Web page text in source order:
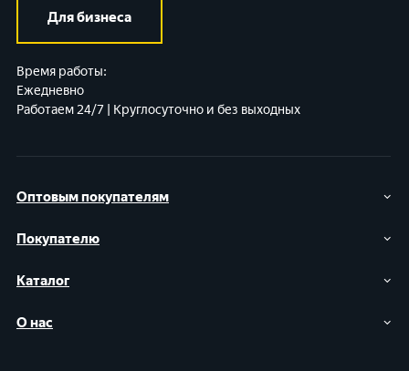
Оптовым покупателям
Покупателю
Каталог
О нас
Для бизнеса
Время работы:
Ежедневно
Работаем 24/7 | Круглосуточно и без выходных